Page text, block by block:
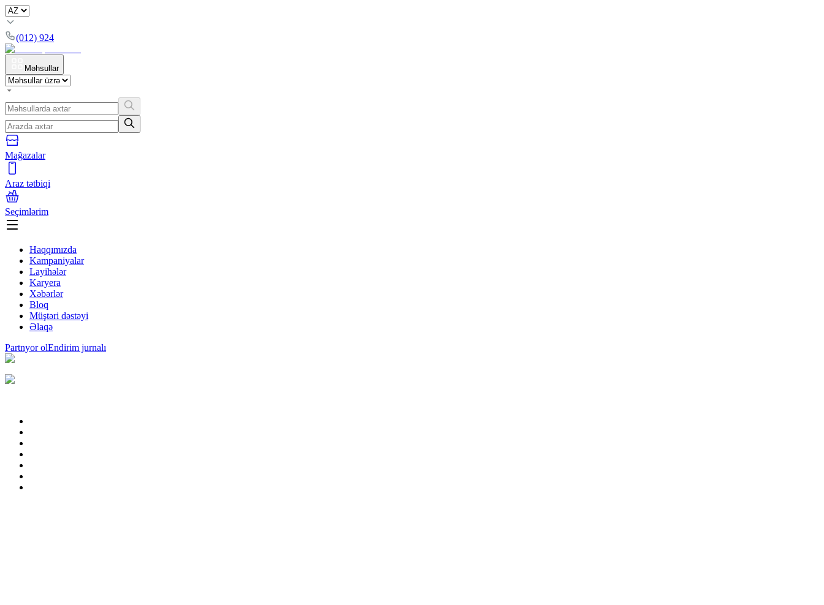
(012) 924
Məhsullar
Mağazalar
Araz tətbiqi
Seçimlərim
Haqqımızda
Kampaniyalar
Layihələr
Karyera
Xəbərlər
Bloq
Müştəri dəstəyi
Əlaqə
Partnyor olEndirim jurnalı